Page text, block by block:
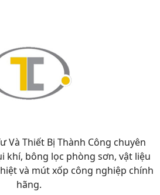
Và Thiết Bị Thành Công chuyên
khí, bông lọc phòng sơn, vật liệu
và mút xốp công nghiệp chính
hãng.